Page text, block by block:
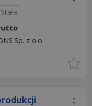
Sp. z o.o